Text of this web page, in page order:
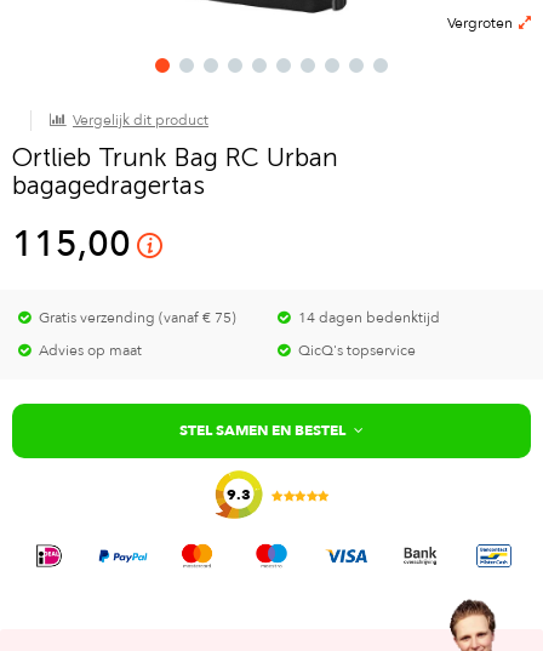
Vergroten
Vergelijk dit product
Ortlieb Trunk Bag RC Urban
bagagedragertas
115,00
Gratis verzending (vanaf € 75)
14 dagen bedenktijd
Advies op maat
QicQ's topservice
STEL SAMEN EN BESTEL
9.3